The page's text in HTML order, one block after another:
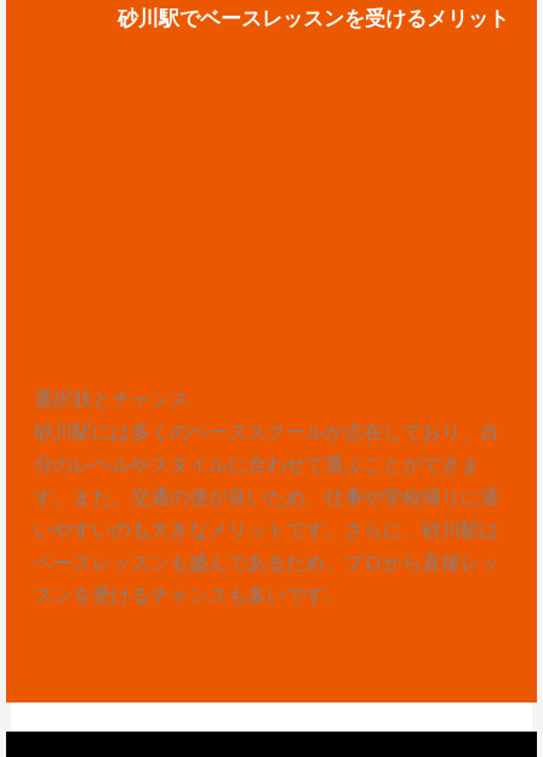
砂川駅でベースレッスンを受けるメリット
選択肢とチャンス
砂川駅には多くのベーススクールが点在しており、自
分のレベルやスタイルに合わせて選ぶことができま
す。また、交通の便が良いため、仕事や学校帰りに通
いやすいのも大きなメリットです。さらに、砂川駅は
ベースレッスンも盛んであるため、プロから直接レッ
スンを受けるチャンスも多いです。